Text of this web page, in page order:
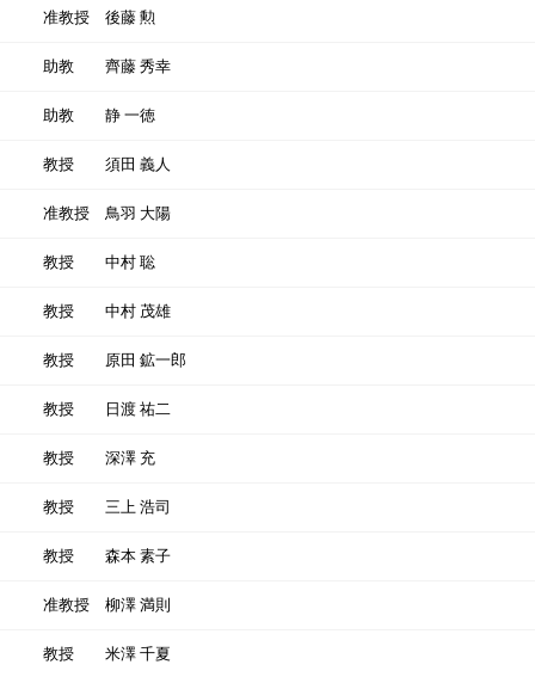
准教授 後藤 勲
助教 齊藤 秀幸
助教 静 一徳
教授 須田 義人
准教授 鳥羽 大陽
教授 中村 聡
教授 中村 茂雄
教授 原田 鉱一郎
教授 日渡 祐二
教授 深澤 充
教授 三上 浩司
教授 森本 素子
准教授 柳澤 満則
教授 米澤 千夏